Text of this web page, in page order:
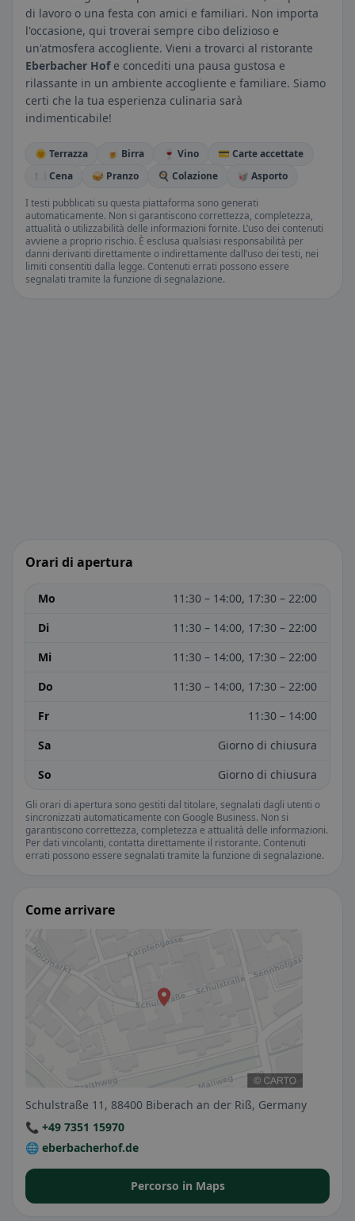
di lavoro o una festa con amici e familiari. Non importa
l'occasione, qui troverai sempre cibo delizioso e
un'atmosfera accogliente. Vieni a trovarci al ristorante
Eberbacher Hofe concediti una pausa gustosa e
rilassante in un ambiente accogliente e familiare. Siamo
certi che la tua esperienza culinaria sarà
indimenticabile!
🌞 Terrazza 🍺 Birra 🍷 Vino
💳 Carte accettate
🍽️ Cena
🥪 Pranzo 🍳 Colazione
🥡 Asporto
I testi pubblicati su questa piattaforma sono generati
automaticamente. Non si garantiscono correttezza, completezza,
attualità o utilizzabilità delle informazioni fornite. L’uso dei contenuti
avviene a proprio rischio. È esclusa qualsiasi responsabilità per
danni derivanti direttamente o indirettamente dall’uso dei testi, nei
limiti consentiti dalla legge. Contenuti errati possono essere
segnalati tramite la funzione di segnalazione.
Orari di apertura
Mo
11:30 – 14:00, 17:30 – 22:00
Di
11:30 – 14:00, 17:30 – 22:00
Mi
11:30 – 14:00, 17:30 – 22:00
Do
11:30 – 14:00, 17:30 – 22:00
Fr
11:30 – 14:00
Sa
Giorno di chiusura
So
Giorno di chiusura
Gli orari di apertura sono gestiti dal titolare, segnalati dagli utenti o
sincronizzati automaticamente con Google Business. Non si
garantiscono correttezza, completezza e attualità delle informazioni.
Per dati vincolanti, contatta direttamente il ristorante. Contenuti
errati possono essere segnalati tramite la funzione di segnalazione.
Come arrivare
Schulstraße 11, 88400 Biberach an der Riß, Germany
📞 +49 7351 15970
🌐 eberbacherhof.de
Percorso in Maps